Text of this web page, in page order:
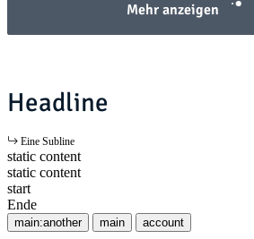
Mehr anzeigen
Headline
Eine Subline
static content
static content
start
Ende
main:another main account